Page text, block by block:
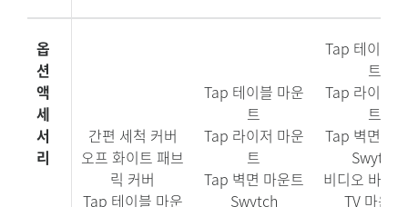
옵
션
액
세
서
리
간편 세척 커버
오프 화이트 패브
릭 커버
Tap 테이블 마운
Tap 테이블 마운
트
Tap 라이저 마운
트
Tap 벽면 마운트
Swytch
Tap 테이블
트
Tap 라이저
트
Tap 벽면 마
Swytch
비디오 바를
TV 마운트